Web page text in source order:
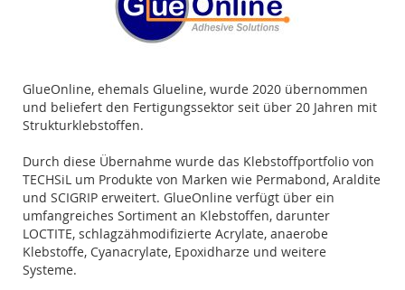
GlueOnline, ehemals Glueline, wurde 2020 übernommen
und beliefert den Fertigungssektor seit über 20 Jahren mit
Strukturklebstoffen.
Durch diese Übernahme wurde das Klebstoffportfolio von
TECHSiL um Produkte von Marken wie Permabond, Araldite
und SCIGRIP erweitert. GlueOnline verfügt über ein
umfangreiches Sortiment an Klebstoffen, darunter
LOCTITE, schlagzähmodifizierte Acrylate, anaerobe
Klebstoffe, Cyanacrylate, Epoxidharze und weitere
Systeme.